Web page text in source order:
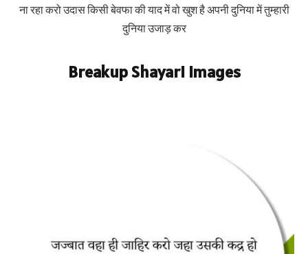
ना रहा करो उदास किसी बेवफा की याद में वो खुश है अपनी दुनिया में तुम्हारी
दुनिया उजाड़ कर
Breakup Shayari Images